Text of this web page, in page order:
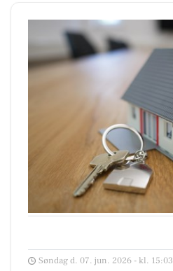
Søndag d. 07. jun. 2026 - kl. 15:03